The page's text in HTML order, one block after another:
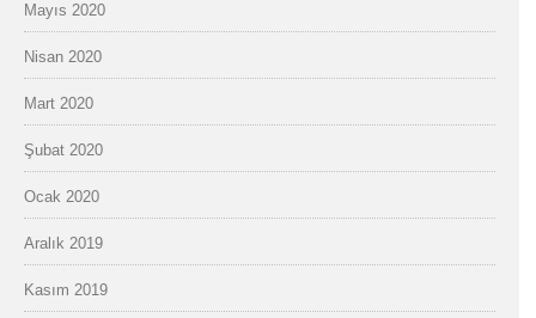
Mayıs 2020
Nisan 2020
Mart 2020
Şubat 2020
Ocak 2020
Aralık 2019
Kasım 2019